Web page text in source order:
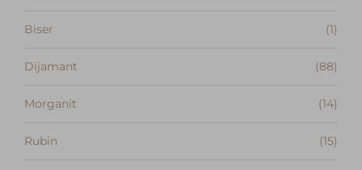
Biser (1)
Dijamant (88)
Morganit (14)
Rubin (15)